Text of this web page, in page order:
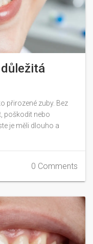
přirozené zuby. Bez
poškodit nebo
je měli dlouho a
0 Comments